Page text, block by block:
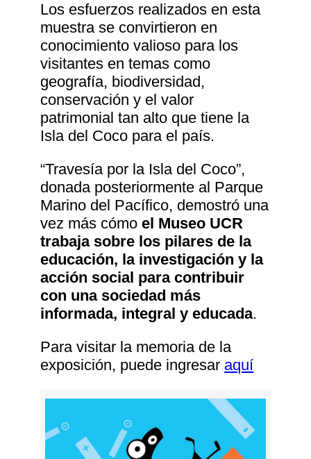
Los esfuerzos realizados en esta
muestra se convirtieron en
conocimiento valioso para los
visitantes en temas como
geografía, biodiversidad,
conservación y el valor
patrimonial tan alto que tiene la
Isla del Coco para el país.
“Travesía por la Isla del Coco”,
donada posteriormente al Parque
Marino del Pacífico, demostró una
vez más cómoel Museo UCR
trabaja sobre los pilares de la
educación, la investigación y la
acción social para contribuir
con una sociedad más
informada, integral y educada.
Para visitar la memoria de la
exposición, puede ingresar aquí